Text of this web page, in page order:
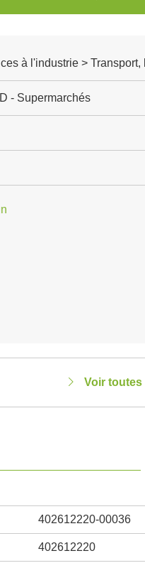
à l'industrie > Transport,
- Supermarchés
Voir toutes
402612220-00036
402612220